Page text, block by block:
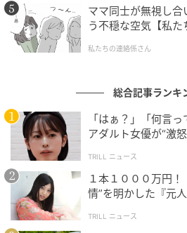
ウーマンエキサイト
ママ同士が無視し
う不穏な空気【私た
私たちの連絡係さん
総合記事ランキ
「はぁ？」「何言
アダルト女優が“激
TRILL ニュース
１本１０００万円
情”を明かした『元
TRILL ニュース